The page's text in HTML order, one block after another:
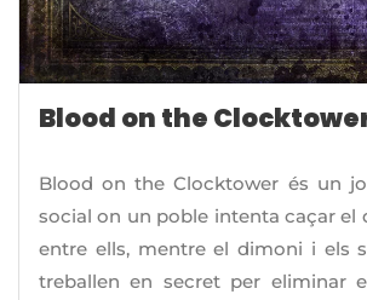
Blood on the
Blood on the Clocktower és un
social on un poble intenta caçar el
entre ells, mentre el dimoni i els
treballen en secret per eliminar